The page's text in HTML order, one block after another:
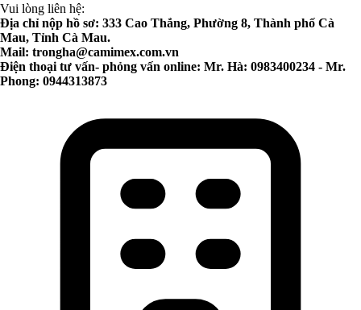
Vui lòng liên hệ:
Địa chỉ nộp hồ sơ: 333 Cao Thắng, Phường 8, Thành phố Cà
Mau, Tỉnh Cà Mau.
Mail: trongha@camimex.com.vn
Điện thoại tư vấn- phỏng vấn online: Mr. Hà: 0983400234 - Mr.
Phong: 0944313873